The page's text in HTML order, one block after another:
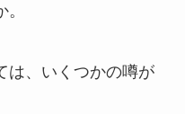
は、いくつかの噂が